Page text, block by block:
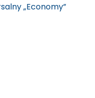
„Economy”